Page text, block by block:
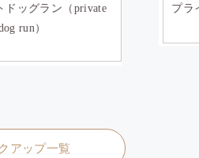
ドッグラン（private
run）
プラ
アップ一覧